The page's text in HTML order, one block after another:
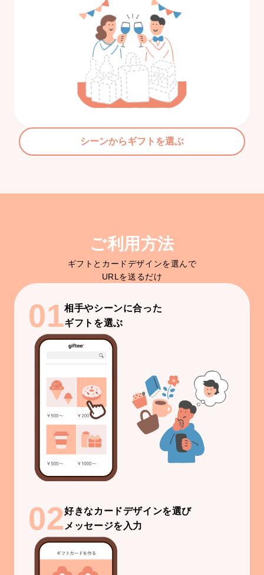
シーンからギフトを選ぶ
ご利用方法
ギフトとカードデザインを選んで
URLを送るだけ
01相手やシーンに合った
ギフトを選ぶ
02好きなカードデザインを選び
メッセージを入力